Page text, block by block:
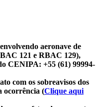
aeronave de
121 e RBAC 129),
CENIPA: +55 (61) 99994-
com os sobreavisos dos
ocorrência (Clique aqui